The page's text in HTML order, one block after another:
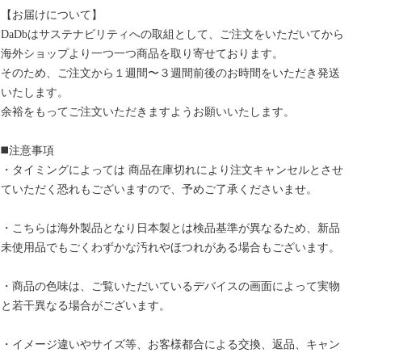
【お届けについて】
DaDbはサステナビリティへの取組として、ご注文をいただいてから
海外ショップより一つ一つ商品を取り寄せております。
そのため、ご注文から１週間〜３週間前後のお時間をいただき発送
いたします。
余裕をもってご注文いただきますようお願いいたします。
◼️注意事項
・タイミングによっては 商品在庫切れにより注文キャンセルとさせ
ていただく恐れもございますので、予めご了承くださいませ。
・こちらは海外製品となり日本製とは検品基準が異なるため、新品
未使用品でもごくわずかな汚れやほつれがある場合もございます。
・商品の色味は、ご覧いただいているデバイスの画面によって実物
と若干異なる場合がございます。
・イメージ違いやサイズ等、お客様都合による交換、返品、キャン